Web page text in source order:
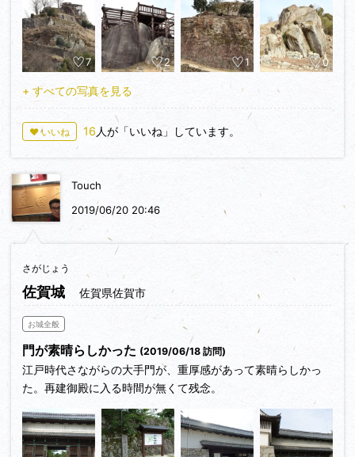
<見所>全て
<感想>日帰り東美濃遠山氏の城攻めの旅２城目。もういろん
なサイトでピンキリの人々が絶賛の苗木城、満を持していざ出
示。ここでもらう苗木城跡見取図で現地照合すると遺構の位置
が良く分かる。入城すると、足軽長屋跡から続百名城ガイドブ
ックの１ページ目の写真の城景が見える。添付写真のように現
在は木は伐採され、巨石や石垣の遺構が露わになり見やすい。
観察順は二の丸跡→東側の帯郭群もしっかり観察する→１周し
て→三の丸跡→本丸跡下段を１周→本丸跡・天守跡の順で一通
り全部観察した。二の丸跡周辺の石垣は不明門跡から出て見れ
そうだが、崖状で行けなかった。また三の丸跡からの四十八曲
も断念した。自分の中で今まで見たことない程の多くの巨石を
取込んだ城郭は間近で見ると圧巻で石垣の種類と多さは見てま
わっていて飽きない。添付写真の笠置矢倉周辺の巨石群の巨石
と巨石の間にチョコットある切込接布積石垣が超可愛い。現存
のものかな？三の丸大矢倉台も見応えある。満足度は洲本城を
抜いて続百名城中で断トツ１位(*^^)vとなった。走行距離514
㎞
<満足度>★★★
7 2 1 0
+ すべての写真を見る
♥ いいね 16 人が「いいね」しています。
Touch
2019/06/20 20:46
さがじょう
佐賀城 佐賀県佐賀市
お城全般
門が素晴らしかった (2019/06/18 訪問)
江戸時代さながらの大手門が、重厚感があって素晴らしかっ
た。再建御殿に入る時間が無くて残念。